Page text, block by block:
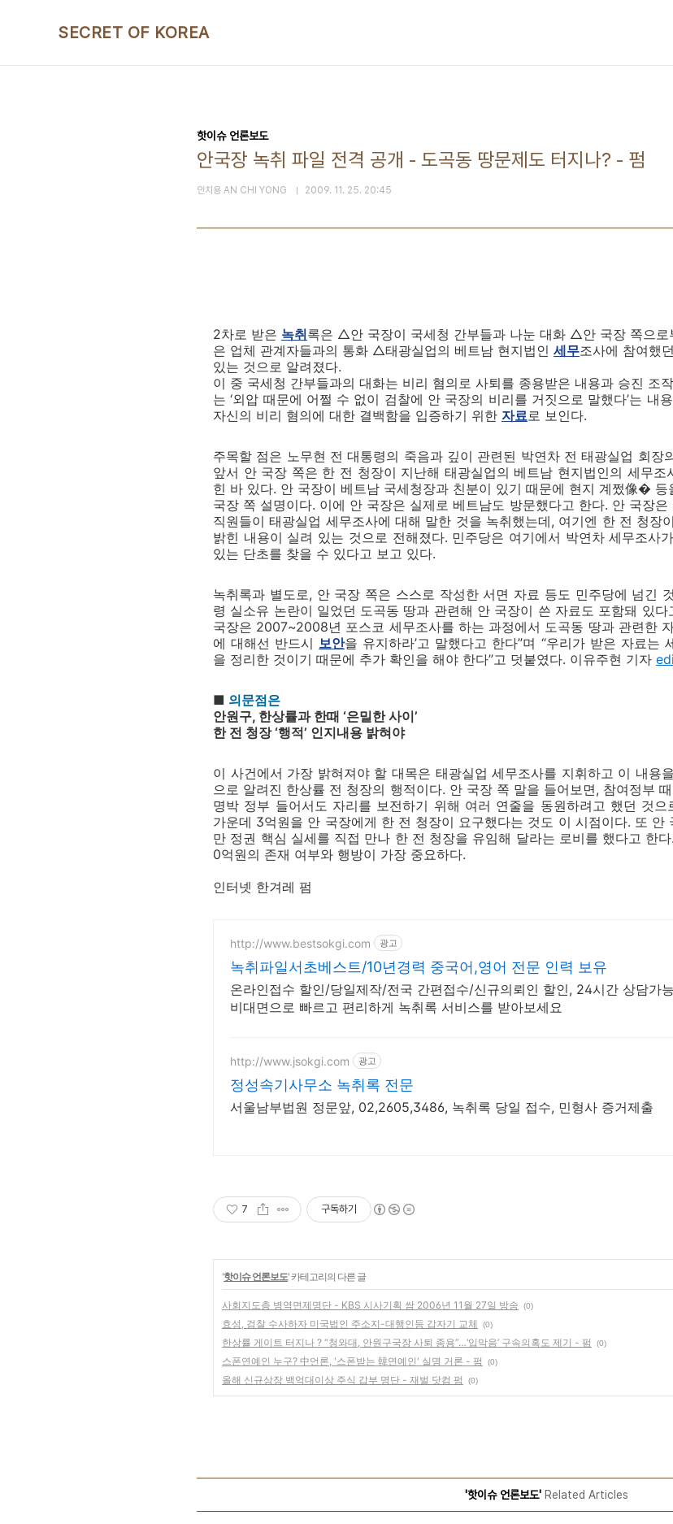
SECRET OF KOREA
핫이슈 언론보도
안국장 녹취 파일 전격 공개 - 도곡동 땅문제도 터지나? - 펌
안치용 AN CHI YONG 2009. 11. 25. 20:45
2차로 받은 녹취록은 △안 국장이 국세청 간부들과 나눈 대화 △안 국장 쪽으로
은 업체 관계자들과의 통화 △태광실업의 베트남 현지법인 세무조사에 참여했
있는 것으로 알려졌다.
이 중 국세청 간부들과의 대화는 비리 혐의로 사퇴를 종용받은 내용과 승진 조
는 ‘외압 때문에 어쩔 수 없이 검찰에 안 국장의 비리를 거짓으로 말했다’는 내
자신의 비리 혐의에 대한 결백함을 입증하기 위한 자료로 보인다.
주목할 점은 노무현 전 대통령의 죽음과 깊이 관련된 박연차 전 태광실업 회장
앞서 안 국장 쪽은 한 전 청장이 지난해 태광실업의 베트남 현지법인의 세무
힌 바 있다. 안 국장이 베트남 국세청장과 친분이 있기 때문에 현지 계쩠像�
국장 쪽 설명이다. 이에 안 국장은 실제로 베트남도 방문했다고 한다. 안 국장
직원들이 태광실업 세무조사에 대해 말한 것을 녹취했는데, 여기엔 한 전 청장
밝힌 내용이 실려 있는 것으로 전해졌다. 민주당은 여기에서 박연차 세무조사
있는 단초를 찾을 수 있다고 보고 있다.
녹취록과 별도로, 안 국장 쪽은 스스로 작성한 서면 자료 등도 민주당에 넘긴
령 실소유 논란이 일었던 도곡동 땅과 관련해 안 국장이 쓴 자료도 포함돼 있
국장은 2007~2008년 포스코 세무조사를 하는 과정에서 도곡동 땅과 관련한
에 대해선 반드시 보안을 유지하라’고 말했다고 한다”며 “우리가 받은 자료는
을 정리한 것이기 때문에 추가 확인을 해야 한다”고 덧붙였다. 이유주현 기자
■ 의문점은
안원구, 한상률과 한때 ‘은밀한 사이’
한 전 청장 ‘행적’ 인지내용 밝혀야
이 사건에서 가장 밝혀져야 할 대목은 태광실업 세무조사를 지휘하고 이 내용
으로 알려진 한상률 전 청장의 행적이다. 안 국장 쪽 말을 들어보면, 참여정부
명박 정부 들어서도 자리를 보전하기 위해 여러 연줄을 동원하려고 했던 것
가운데 3억원을 안 국장에게 한 전 청장이 요구했다는 것도 이 시점이다. 또 안
만 정권 핵심 실세를 직접 만나 한 전 청장을 유임해 달라는 로비를 했다고 한
0억원의 존재 여부와 행방이 가장 중요하다.
인터넷 한겨레 펌
http://www.bestsokgi.com 광고
녹취파일서초베스트/10년경력 중국어,영어 전문 인력 보유
온라인접수 할인/당일제작/전국 간편접수/신규의뢰인 할인, 24시간 상담가
비대면으로 빠르고 편리하게 녹취록 서비스를 받아보세요
http://www.jsokgi.com 광고
정성속기사무소 녹취록 전문
서울남부법원 정문앞, 02,2605,3486, 녹취록 당일 접수, 민형사 증거제출
7 구독하기
'핫이슈 언론보도' 카테고리의 다른 글
사회지도층 병역면제명단 - KBS 시사기획 쌈 2006년 11월 27일 방송 (0)
효성, 검찰 수사하자 미국법인 주소지-대행인등 갑자기 교체 (0)
한상률 게이트 터지나 ? “청와대, 안원구국장 사퇴 종용”…‘입막음’ 구속의혹도 제기 - 펌 (0)
스폰연예인 누구? 中언론, '스폰받는 韓연예인' 실명 거론 - 펌 (0)
올해 신규상장 백억대이상 주식 갑부 명단 - 재벌 닷컴 펌 (0)
'핫이슈 언론보도'Related Articles